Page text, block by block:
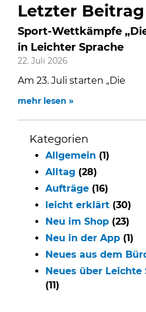
Letzter Beitrag
Sport-Wettkämpfe
in Leichter Sprache
22. Juli 2026
Am 23. Juli starten „Die
mehr lesen »
Kategorien
Allgemein (1)
Alltag (28)
Aufträge (16)
leicht erklärt (30)
Neu im Shop (23)
Neu in der App (1)
Neues aus dem
Neues über Leichte
(11)